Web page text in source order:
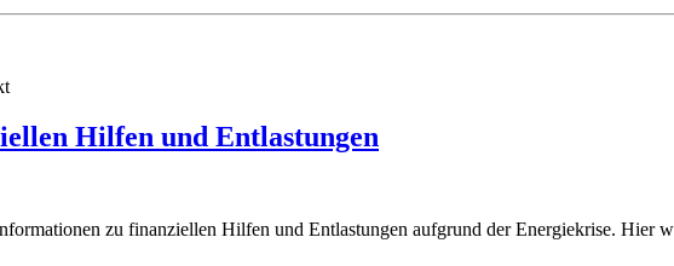
Hilfen und Entlastungen
zu finanziellen Hilfen und Entlastungen aufgrund der Energiekrise. Hier